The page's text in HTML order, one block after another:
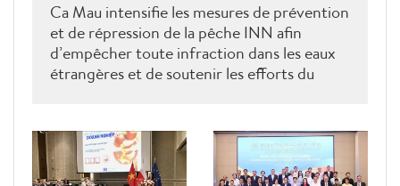
Ca Mau intensifie les mesures de prévention
et de répression de la pêche INN afin
d’empêcher toute infraction dans les eaux
étrangères et de soutenir les efforts du